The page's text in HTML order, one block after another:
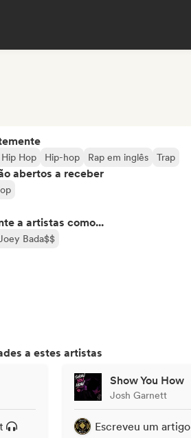
Hop Hip-hop Rap em inglês Trap
abertos a receber
a artistas como...
Bada$$
a estes artistas
Show You How
Josh Garnett
Escreveu um artigo